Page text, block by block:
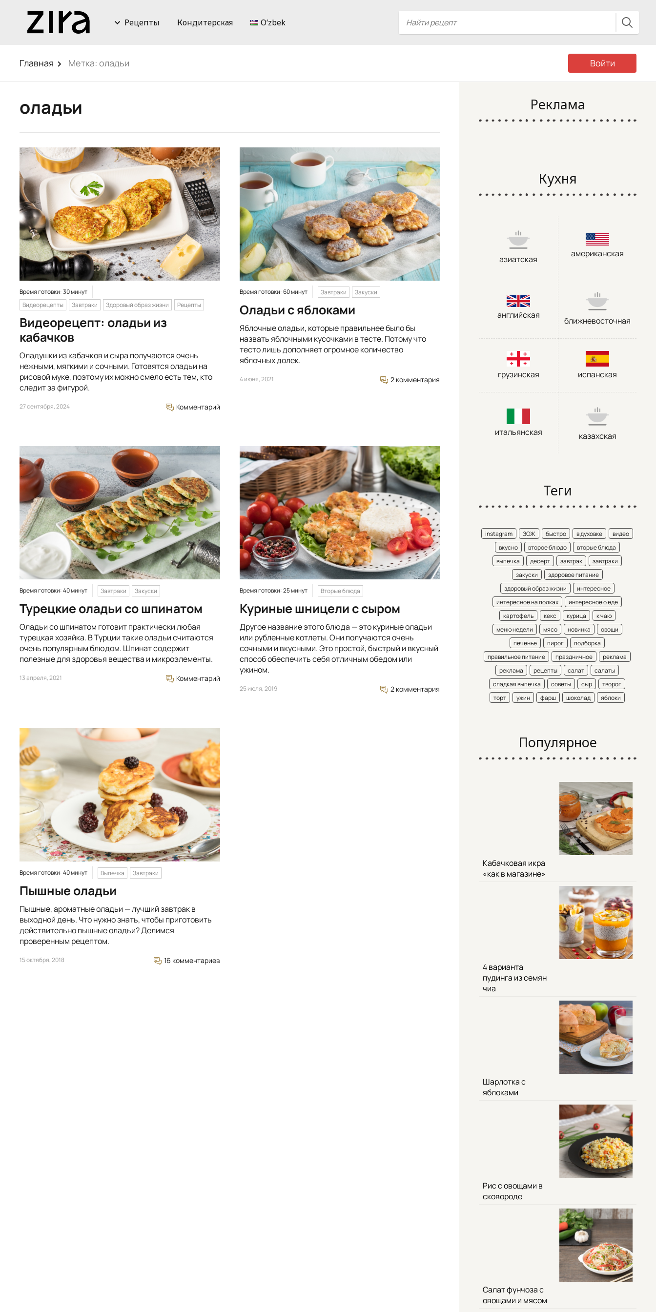
Рецепты Кондитерская Oʻzbek
Главная Метка: оладьи Войти
оладьи
Время готовки: 30 минут
Видеорецепты
Завтраки Здоровый образ жизни Рецепты
Видеорецепт: оладьи из
кабачков
Оладушки из кабачков и сыра получаются очень
нежными, мягкими и сочными. Готовятся оладьи на
рисовой муке, поэтому их можно смело есть тем, кто
следит за фигурой.
27 сентября, 2024 Комментарий
Время готовки: 60 минут Завтраки Закуски
Оладьи с яблоками
Яблочные оладьи, которые правильнее было бы
назвать яблочными кусочками в тесте. Потому что
тесто лишь дополняет огромное количество
яблочных долек.
4 июня, 2021 2 комментария
Время готовки: 40 минут Завтраки Закуски
Турецкие оладьи со шпинатом
Оладьи со шпинатом готовит практически любая
турецкая хозяйка. В Турции такие оладьи считаются
очень популярным блюдом. Шпинат содержит
полезные для здоровья вещества и микроэлементы.
13 апреля, 2021 Комментарий
Время готовки: 25 минут Вторые блюда
Куриные шницели с сыром
Другое название этого блюда — это куриные оладьи
или рубленные котлеты. Они получаются очень
сочными и вкусными. Это простой, быстрый и вкусный
способ обеспечить себя отличным обедом или
ужином.
25 июля, 2019 2 комментария
Время готовки: 40 минут Выпечка Завтраки
Пышные оладьи
Пышные, ароматные оладьи — лучший завтрак в
выходной день. Что нужно знать, чтобы приготовить
действительно пышные оладьи? Делимся
проверенным рецептом.
15 октября, 2018 16 комментариев
Реклама
Кухня
азиатская
американская
английская
ближневосточная
грузинская испанская
итальянская казахская
Теги
instagram ЗОЖ быстро в духовке
видео
вкусно
второе блюдо
вторые блюда
выпечка
десерт завтрак
завтраки
закуски
здоровое питание
здоровый образ жизни
интересное
интересное на полках
интересное о еде
картофель
кекс курица
к чаю
меню недели
мясо новинка
овощи
печенье
пирог
подборка
правильное питание
праздничное
реклама
реклама
рецепты салат
салаты
сладкая выпечка
советы сыр
творог
торт
ужин фарш шоколад яблоки
Популярное
Кабачковая икра
«как в магазине»
4 варианта
пудинга из семян
чиа
Шарлотка с
яблоками
Рис с овощами в
сковороде
Салат фунчоза с
овощами и мясом